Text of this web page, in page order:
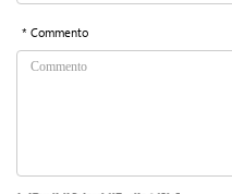
* Commento